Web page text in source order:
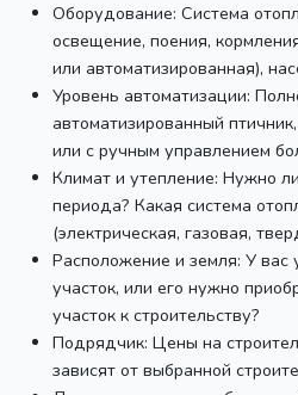
Оборудование: Система
освещение, поения,
или автоматизированная),
Уровень автоматизации:
автоматизированный
или с ручным управлением
Климат и утепление: Нужно
периода? Какая система
(электрическая, газовая,
Расположение и земля: У вас
участок, или его нужно
участок к строительству?
Подрядчик: Цены на
зависят от выбранной